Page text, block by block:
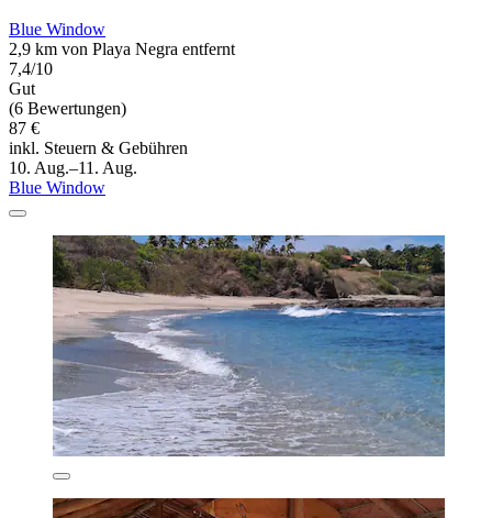
Blue Window
2,9 km von Playa Negra entfernt
7,4/10
Gut
(6 Bewertungen)
87 €
inkl. Steuern & Gebühren
10. Aug.–11. Aug.
Blue Window